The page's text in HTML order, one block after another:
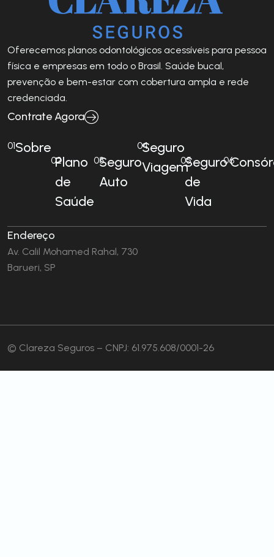
Oferecemos planos odontológicos acessíveis para pessoa
física e empresas em todo o Brasil. Saúde bucal,
prevenção e bem-estar com cobertura ampla e rede
credenciada.
Contrate Agora
01Sobre
02Plano
de
Saúde
03Seguro
Auto
04Seguro
Viagem
05Seguro
de
Vida
06
Endereço
Av. Calil Mohamed Rahal, 730
Barueri, SP
© Clareza Seguros – CNPJ: 61.975.608/0001-26